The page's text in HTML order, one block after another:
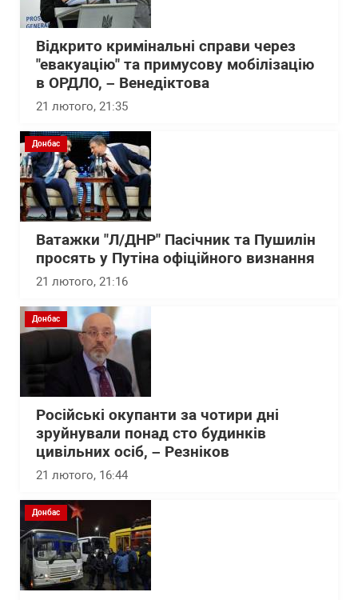
Відкрито кримінальні справи через
"евакуацію" та примусову мобілізацію
в ОРДЛО, – Венедіктова
21 лютого, 21:35
Донбас
Ватажки "Л/ДНР" Пасічник та Пушилін
просять у Путіна офіційного визнання
21 лютого, 21:16
Донбас
Російські окупанти за чотири дні
зруйнували понад сто будинків
цивільних осіб, – Резніков
21 лютого, 16:44
Донбас